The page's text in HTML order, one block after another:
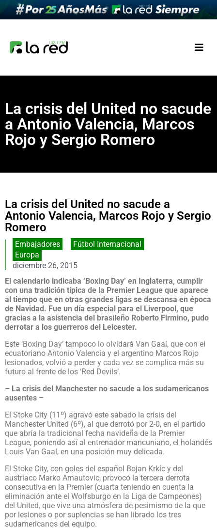
La crisis del United no sacude
a Antonio Valencia, Marcos
Rojo y Sergio Romero
La crisis del United no sacude a
Antonio Valencia, Marcos Rojo y Sergio
Romero
Embajadores
Fútbol Internacional
Europa
diciembre 26, 2015
El calendario indicaba ‘Boxing Day’ en Inglaterra, cumplir
con una tradición típica de la Premier League que aparece
al tiempo que en otras grandes ligas se descansa en época
de Navidad. Fue un día especial para el Liverpool, que
gracias a la asistencia del brasileño Roberto Firmino, pudo
derrotar a los guerreros del Leicester.
Este ‘Boxing Day’ tampoco lo olvidará Van Gaal, que con el
ecuatoriano Antonio Valencia y el argentino Marcos Rojo
lesionados, volvió a perder y cada vez se complica más su
futuro al frente de los ‘Red Devils’.
– La crisis del Manchester no sacude a los sudamericanos
ausentes –
El Stoke City (11º) agravó este sábado la crisis del
Manchester United (6º), al que derrotó por 2-0, en el partido
que abría la tradicional fecha navideña de la Premier
League, poniendo así al entrenador mancuniano, el holandés
Louis Van Gaal, en una posición muy delicada.
El Stoke City, con goles del español Bojan Krkíc y del
austríaco Marko Arnautovic, provocó la tercera derrota
consecutiva en la Premier (cuarta teniendo en cuenta la
eliminación ante el Wolfsburgo en la Liga de Campeones)
del United, que vive una atmósfera de pesimismo de la que
por lesiones o por suplencias se han librado los tres
sudamericanos del equipo.